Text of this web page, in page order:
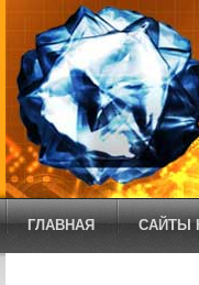
ГЛАВНАЯ САЙТЫ